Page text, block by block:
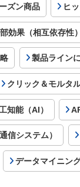
ズン商品 ヒ
効果（相互依存性）
製品ライン
クリック＆モルタ
知能（AI）
信システム）
データマイニン